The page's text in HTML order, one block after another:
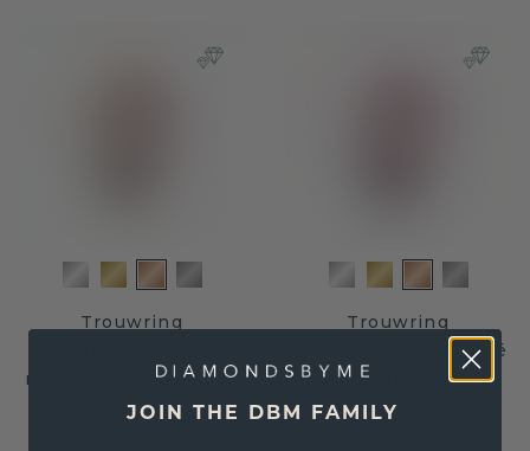
Trouwring
rosé goud smaragd ±5
x 2 mm
Trouwring
WH0162L25A 585 rosé
goud smaragd ±5,5 x
1,7 mm
JOIN THE DBM FAMILY